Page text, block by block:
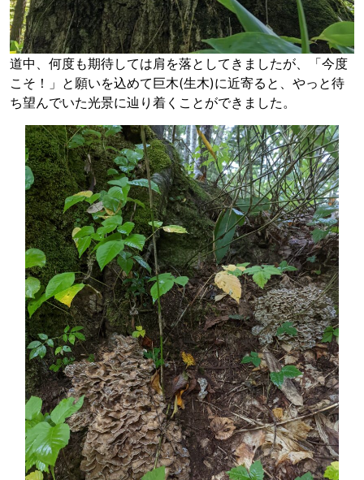
道中、何度も期待しては肩を落としてきましたが、「今度
こそ！」と願いを込めて巨木(生木)に近寄ると、やっと待
ち望んでいた光景に辿り着くことができました。